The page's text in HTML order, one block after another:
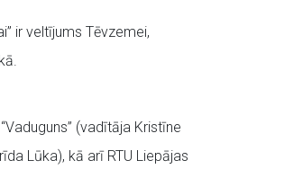
ir veltījums Tēvzemei,
(vadītāja Kristīne
Lūka), kā arī RTU Liepājas